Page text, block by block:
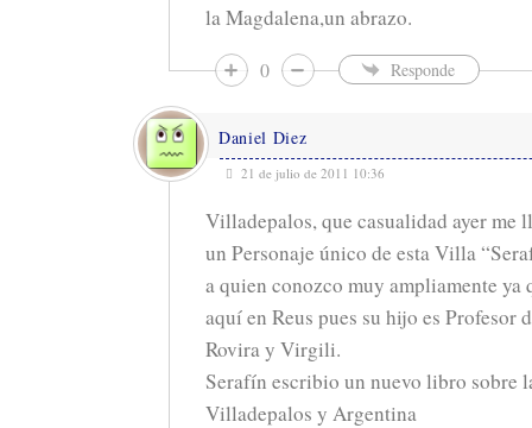
la Magdalena,un abrazo.
0 Responde
Daniel Diez
21 de julio de 2011 10:36
Villadepalos, que casualidad ayer me
un Personaje único de esta Villa
a quien conozco muy ampliamente ya
aquí en Reus pues su hijo es Profesor
Rovira y Virgili.
Serafín escribio un nuevo libro sobre
Villadepalos y Argentina